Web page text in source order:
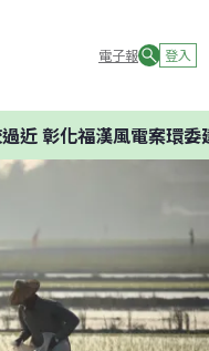
電子報 登入
福漢風電案環委建議不應